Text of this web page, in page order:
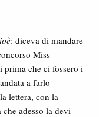
: diceva di mandare
Miss
prima che ci fossero i
a farlo
lettera, con la
adesso la devi